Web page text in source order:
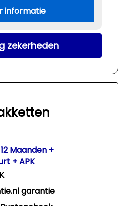
informatie
zekerheden
Maanden +
+ APK
garantie